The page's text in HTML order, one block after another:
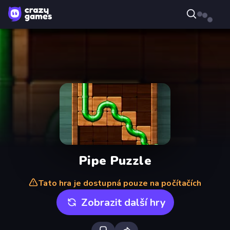
Pipe Puzzle
Tato hra je dostupná pouze na počítačích
Zobrazit další hry